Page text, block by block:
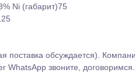
Ni (габарит)75
поставка обсуждается).
WhatsApp звоните,